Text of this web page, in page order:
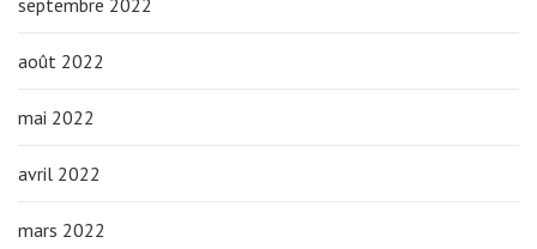
septembre 2022
août 2022
mai 2022
avril 2022
mars 2022